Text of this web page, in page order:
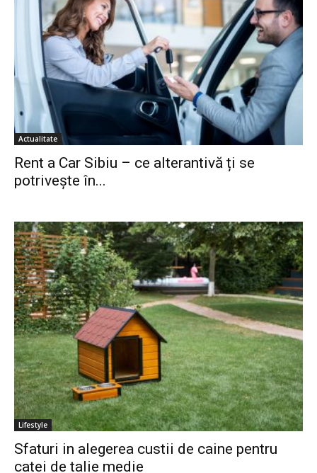
Actualitate
Rent a Car Sibiu – ce alterantivă ți se
potrivește în...
Lifestyle
Sfaturi in alegerea custii de caine pentru
catei de talie medie